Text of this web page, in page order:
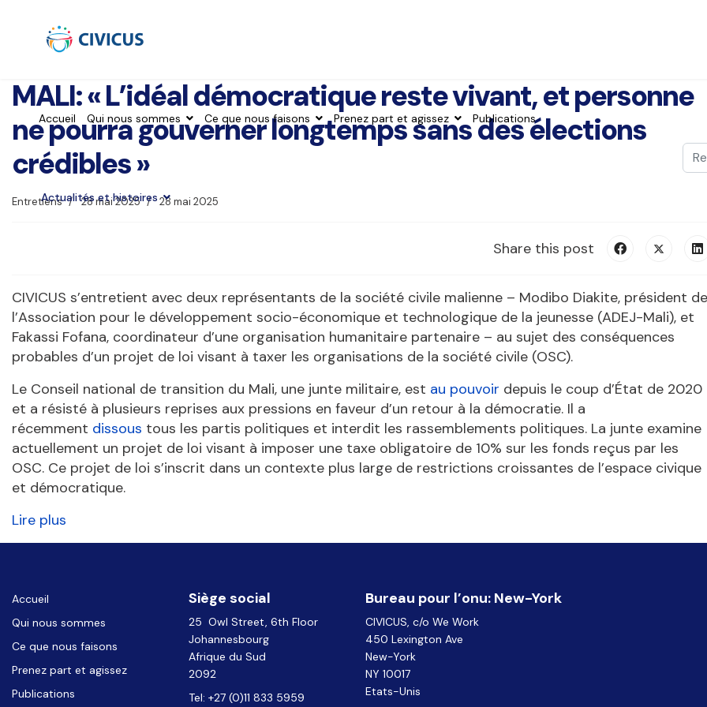
Accueil Qui nous sommes Ce que nous faisons Prenez part et agissez Publications
Actualités et histoires
MALI: « L’idéal démocratique reste vivant, et personne
ne pourra gouverner longtemps sans des élections
crédibles »
Entretiens 28 mai 2025 28 mai 2025
Share this post
CIVICUS s’entretient avec deux représentants de la société civile malienne – Modibo Diakite, président de
l’Association pour le développement socio-économique et technologique de la jeunesse (ADEJ-Mali), et
Fakassi Fofana, coordinateur d’une organisation humanitaire partenaire – au sujet des conséquences
probables d’un projet de loi visant à taxer les organisations de la société civile (OSC).
Le Conseil national de transition du Mali, une junte militaire, est au pouvoir depuis le coup d’État de 2020
et a résisté à plusieurs reprises aux pressions en faveur d’un retour à la démocratie. Il a
récemment dissous tous les partis politiques et interdit les rassemblements politiques. La junte examine
actuellement un projet de loi visant à imposer une taxe obligatoire de 10% sur les fonds reçus par les
OSC. Ce projet de loi s’inscrit dans un contexte plus large de restrictions croissantes de l’espace civique
et démocratique.
Lire plus
Accueil
Qui nous sommes
Ce que nous faisons
Prenez part et agissez
Publications
Siège social
25 Owl Street, 6th Floor
Johannesbourg
Afrique du Sud
2092
Tel: +27 (0)11 833 5959
Bureau pour l’onu: New-York
CIVICUS, c/o We Work
450 Lexington Ave
New-York
NY 10017
Etats-Unis